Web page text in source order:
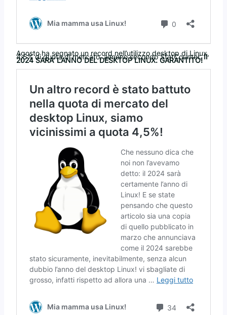
Agosto ha segnato un record nell’utilizzo desktop di Linux,
4,5% di quota di mercato, almeno secondo StatCounter.Il
2024 SARA’ L’ANNO DEL DESKTOP LINUX. GARANTITO!